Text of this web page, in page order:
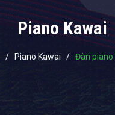
Piano Kawai
/ Piano Kawai / Đàn piano